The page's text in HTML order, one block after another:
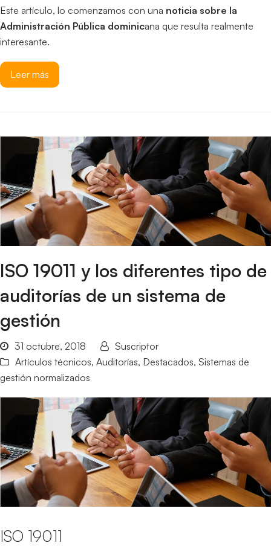
Este artículo, lo comenzamos con una noticia sobre la
Administración Pública dominicana que resulta realmente
interesante.
Leer más
ISO 19011 y los diferentes tipo de
auditorías de un sistema de
gestión
31 octubre, 2018
Suscriptor
Artículos técnicos, Auditorías, Destacados, Sistemas de
gestión normalizados
ISO 19011